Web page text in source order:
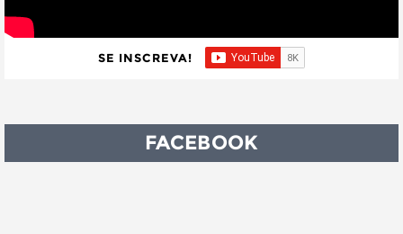
SE INSCREVA!
FACEBOOK